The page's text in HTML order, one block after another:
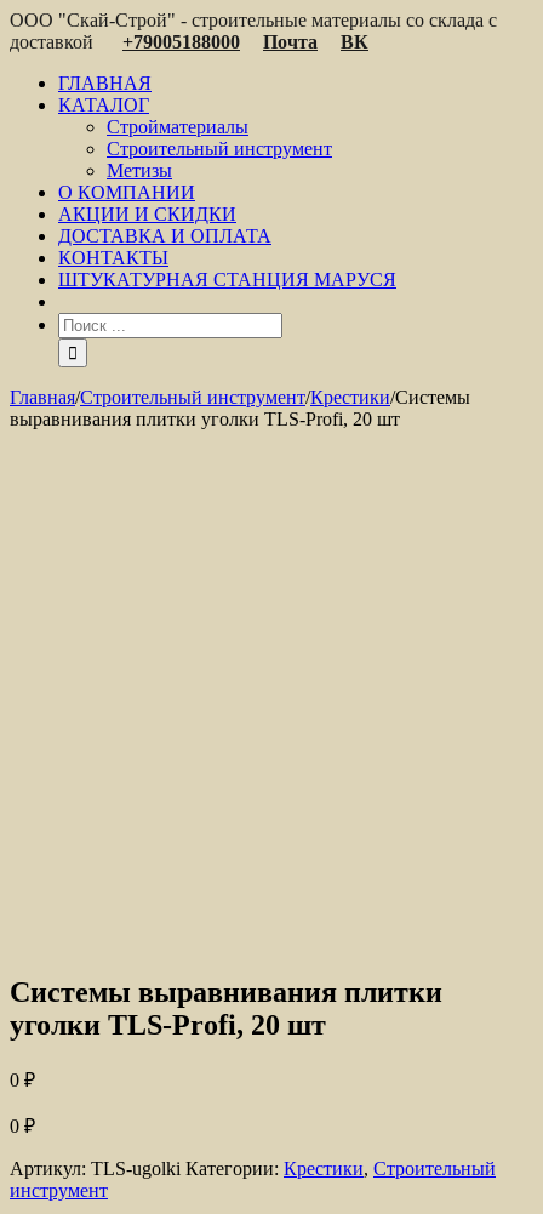
ООО "Скай-Строй" - строительные материалы со склада с
доставкой
+79005188000 Почта
ВК
ГЛАВНАЯ
КАТАЛОГ
Стройматериалы
Строительный инструмент
Метизы
О КОМПАНИИ
АКЦИИ И СКИДКИ
ДОСТАВКА И ОПЛАТА
КОНТАКТЫ
ШТУКАТУРНАЯ СТАНЦИЯ МАРУСЯ
Главная/Строительный инструмент/Крестики/Системы
выравнивания плитки уголки TLS-Profi, 20 шт
Системы выравнивания плитки
уголки TLS-Profi, 20 шт
0 ₽
0 ₽
Артикул: TLS-ugolki Категории: Крестики, Строительный
инструмент